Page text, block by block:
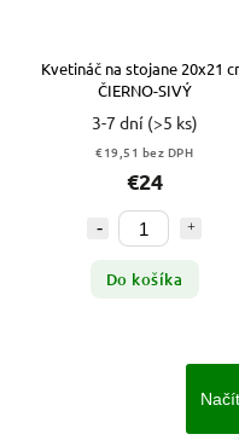
Kvetináč na stojane 20x21
ČIERNO-SIVÝ
3-7 dní (>5 ks)
€19,51 bez DPH
€24
Do košíka